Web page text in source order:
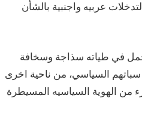
عربيه واجنبية بالشأن
في طياته سذاجة وسخافة
السياسي، من ناحية اخرى
من الهوية السياسيه المسيطرة